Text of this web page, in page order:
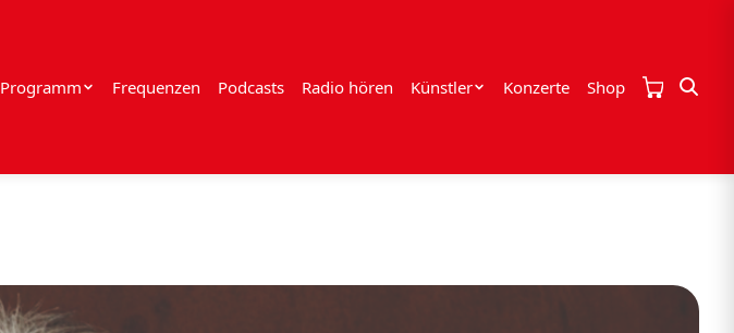
Programm Frequenzen Podcasts Radio hören Künstler Konzerte Shop